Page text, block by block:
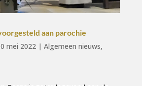
aan parochie
mei 2022| Algemeen nieuws,